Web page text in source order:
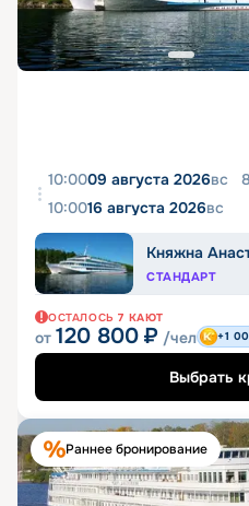
10:0009 августа 2026вс 8
10:0016 августа 2026вс
Княжна
СТАНДАРТ
ОСТАЛОСЬ 7 КАЮТ
от 120 800 ₽ /чел +1
Выбрать
Раннее бронирование